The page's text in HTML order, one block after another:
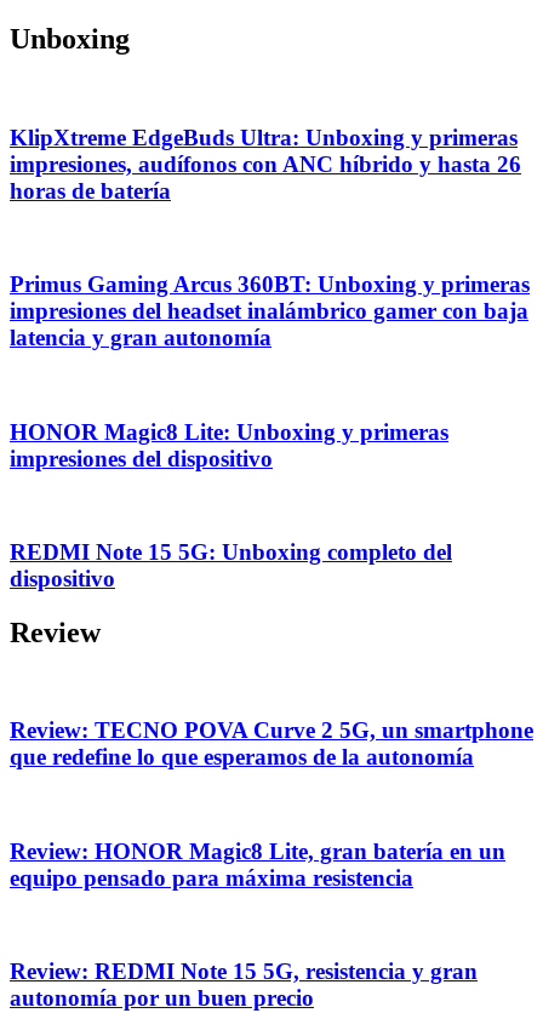
Unboxing
KlipXtreme EdgeBuds Ultra: Unboxing y primeras
impresiones, audífonos con ANC híbrido y hasta 26
horas de batería
Primus Gaming Arcus 360BT: Unboxing y primeras
impresiones del headset inalámbrico gamer con baja
latencia y gran autonomía
HONOR Magic8 Lite: Unboxing y primeras
impresiones del dispositivo
REDMI Note 15 5G: Unboxing completo del
dispositivo
Review
Review: TECNO POVA Curve 2 5G, un smartphone
que redefine lo que esperamos de la autonomía
Review: HONOR Magic8 Lite, gran batería en un
equipo pensado para máxima resistencia
Review: REDMI Note 15 5G, resistencia y gran
autonomía por un buen precio